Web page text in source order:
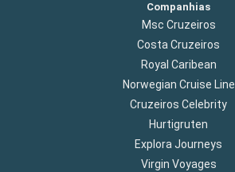
Companhias
Msc Cruzeiros
Costa Cruzeiros
Royal Caribean
Norwegian Cruise Line
Cruzeiros Celebrity
Hurtigruten
Explora Journeys
Virgin Voyages